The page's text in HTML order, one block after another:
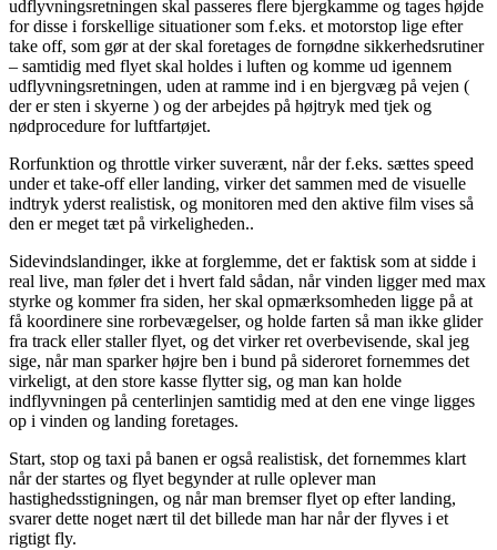
udflyvningsretningen skal passeres flere bjergkamme og tages højde
for disse i forskellige situationer som f.eks. et motorstop lige efter
take off, som gør at der skal foretages de fornødne sikkerhedsrutiner
– samtidig med flyet skal holdes i luften og komme ud igennem
udflyvningsretningen, uden at ramme ind i en bjergvæg på vejen (
der er sten i skyerne ) og der arbejdes på højtryk med tjek og
nødprocedure for luftfartøjet.
Rorfunktion og throttle virker suverænt, når der f.eks. sættes speed
under et take-off eller landing, virker det sammen med de visuelle
indtryk yderst realistisk, og monitoren med den aktive film vises så
den er meget tæt på virkeligheden..
Sidevindslandinger, ikke at forglemme, det er faktisk som at sidde i
real live, man føler det i hvert fald sådan, når vinden ligger med max
styrke og kommer fra siden, her skal opmærksomheden ligge på at
få koordinere sine rorbevægelser, og holde farten så man ikke glider
fra track eller staller flyet, og det virker ret overbevisende, skal jeg
sige, når man sparker højre ben i bund på sideroret fornemmes det
virkeligt, at den store kasse flytter sig, og man kan holde
indflyvningen på centerlinjen samtidig med at den ene vinge ligges
op i vinden og landing foretages.
Start, stop og taxi på banen er også realistisk, det fornemmes klart
når der startes og flyet begynder at rulle oplever man
hastighedsstigningen, og når man bremser flyet op efter landing,
svarer dette noget nært til det billede man har når der flyves i et
rigtigt fly.